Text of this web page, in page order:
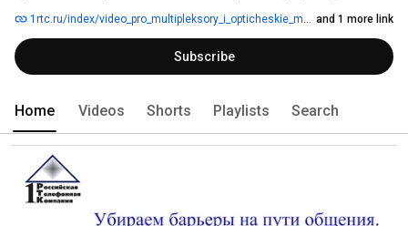
1rtc.ru/index/video_pro_multipleksory_i_opticheskie_multipleksory/0-22 and 1 more link
Subscribe
Home Videos Shorts Playlists Search